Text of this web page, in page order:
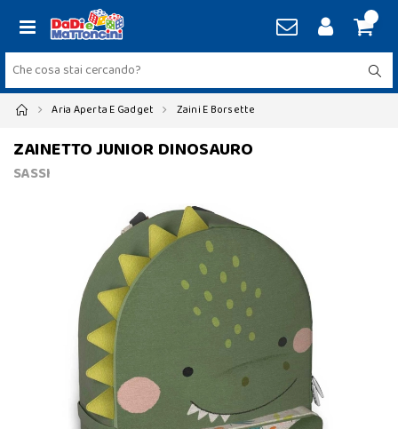
Aria Aperta E Gadget Zaini E Borsette
ZAINETTO JUNIOR DINOSAURO
SASSI